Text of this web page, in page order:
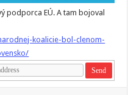
podporca EÚ. A tam bojoval
koalicie-bol-clenom-